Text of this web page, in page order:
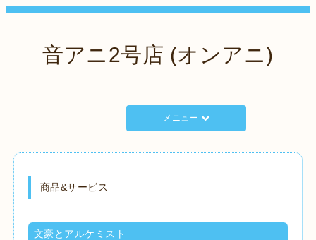
音アニ2号店 (オンアニ)
メニュー
商品&サービス
文豪とアルケミスト